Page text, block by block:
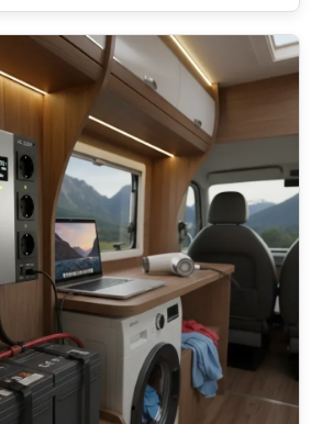
çok daha büyük bir cihaz alıp akülerini
israf etmektir.